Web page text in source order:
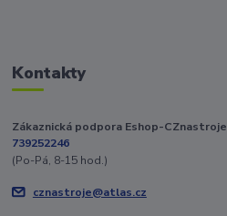
Kontakty
Zákaznická podpora Eshop-CZnastroje
739252246
(Po-Pá, 8-15 hod.)
cznastroje@atlas.cz